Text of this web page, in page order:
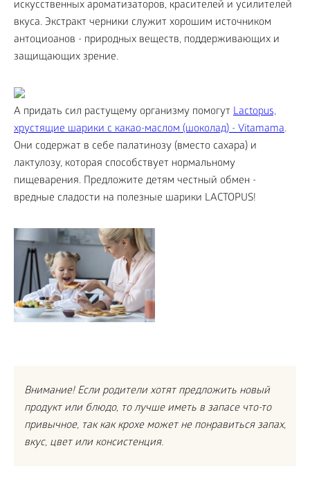
искусственных ароматизаторов, красителей и усилителей
вкуса. Экстракт черники служит хорошим источником
антоциоанов - природных веществ, поддерживающих и
защищающих зрение.
А придать сил растущему организму помогут Lactopus,
хрустящие шарики с какао-маслом (шоколад) - Vitamama.
Они содержат в себе палатинозу (вместо сахара) и
лактулозу, которая способствует нормальному
пищеварения. Предложите детям честный обмен -
вредные сладости на полезные шарики LACTOPUS!
Внимание! Если родители хотят предложить новый
продукт или блюдо, то лучше иметь в запасе что-то
привычное, так как крохе может не понравиться запах,
вкус, цвет или консистенция.